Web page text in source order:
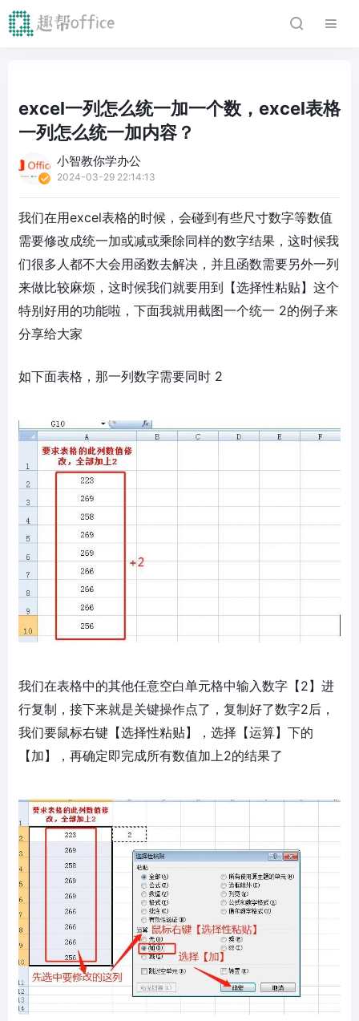
excel一列怎么统一加一个数，excel表格
一列怎么统一加内容？
小智教你学办公
2024-03-29 22:14:13
我们在用excel表格的时候，会碰到有些尺寸数字等数值
需要修改成统一加或减或乘除同样的数字结果，这时候我
们很多人都不大会用函数去解决，并且函数需要另外一列
来做比较麻烦，这时候我们就要用到【选择性粘贴】这个
特别好用的功能啦，下面我就用截图一个统一 2的例子来
分享给大家
如下面表格，那一列数字需要同时 2
我们在表格中的其他任意空白单元格中输入数字【2】进
行复制，接下来就是关键操作点了，复制好了数字2后，
我们要鼠标右键【选择性粘贴】，选择【运算】下的
【加】，再确定即完成所有数值加上2的结果了